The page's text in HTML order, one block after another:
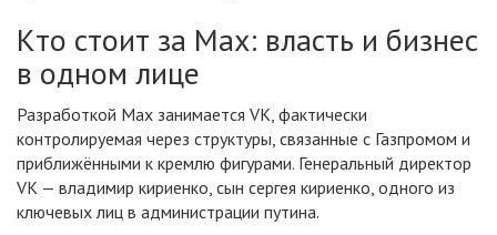
Кто стоит за Max: власть и бизнес
в одном лице
Разработкой Max занимается VK, фактически
контролируемая через структуры, связанные с Газпромом и
приближёнными к кремлю фигурами. Генеральный директор
VK — владимир кириенко, сын сергея кириенко, одного из
ключевых лиц в администрации путина.